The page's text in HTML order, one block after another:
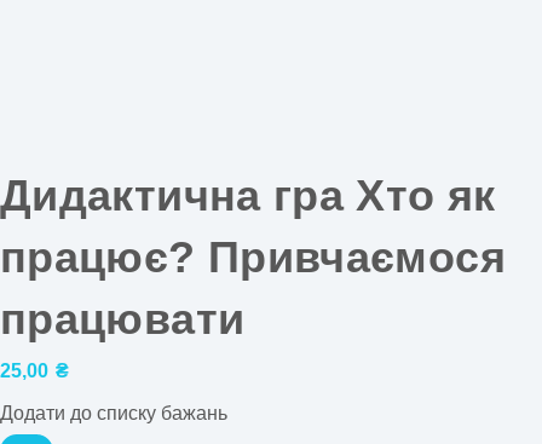
Дидактична гра Хто як
працює? Привчаємося
працювати
25,00 ₴
Додати до списку бажань